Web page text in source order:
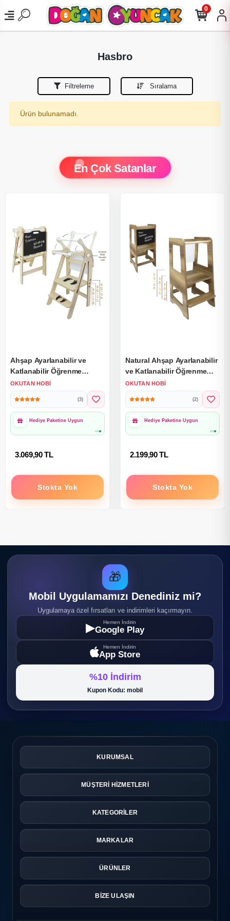
0
Hasbro
Filtreleme Sıralama
Ürün bulunamadı.
En Çok Satanlar
Ahşap Ayarlanabilir ve
Katlanabilir Öğrenme
Kulesi - Huş Kontra - Yazı
Tahtası - Eğitici Yazı Tahtası
OKUTAN HOBI
(3)
Hediye Paketine Uygun
3.069,90 TL
Stokta Yok
Natural Ahşap Ayarlanabilir
ve Katlanabilir Öğrenme
Kulesi - Huş Kontra - Yazı
Tahtası - Eğitici Yazı Tahtası
OKUTAN HOBI
(2)
Hediye Paketine Uygun
2.199,90 TL
Stokta Yok
🎁
Mobil Uygulamamızı Denediniz mi?
Uygulamaya özel fırsatları ve indirimleri kaçırmayın.
▶ Hemen İndirin
Google Play
Hemen İndirin
App Store
%10 İndirim
Kupon Kodu: mobil
KURUMSAL
MÜŞTERİ HİZMETLERİ
KATEGORİLER
MARKALAR
ÜRÜNLER
BİZE ULAŞIN